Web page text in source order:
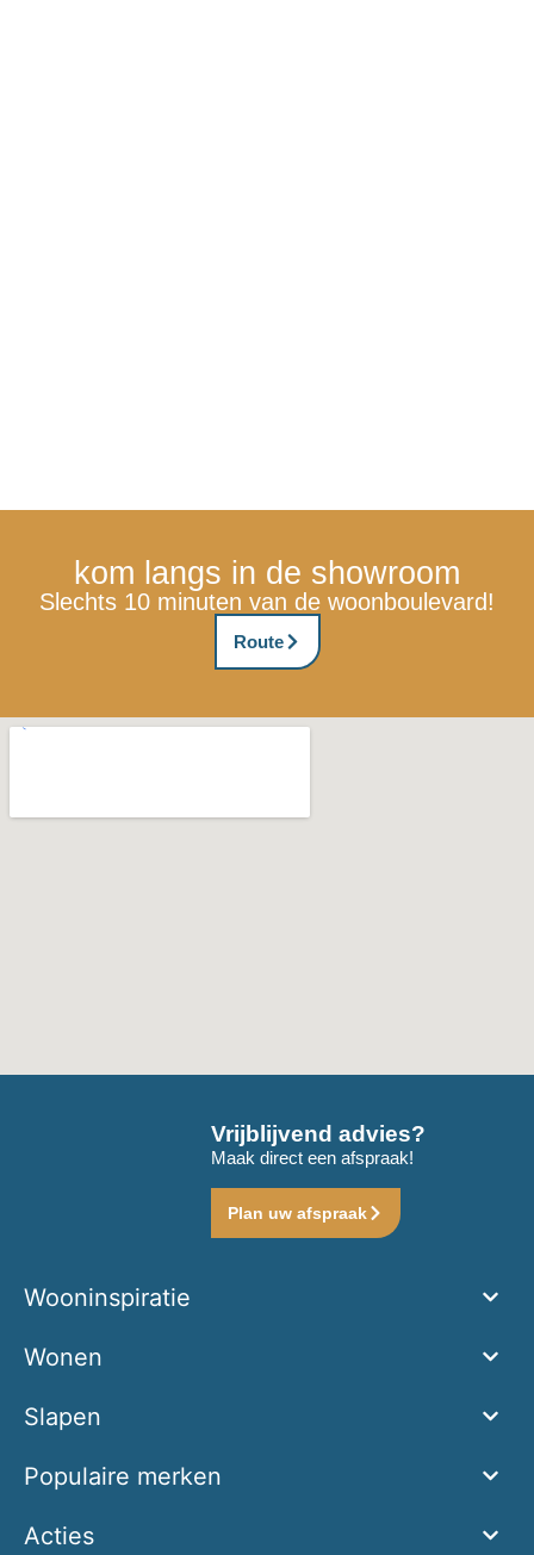
kom langs in de showroom
Slechts 10 minuten van de woonboulevard!
Route
Vrijblijvend advies?
Maak direct een afspraak!
Plan uw afspraak
Wooninspiratie
Wonen
Slapen
Populaire merken
Acties